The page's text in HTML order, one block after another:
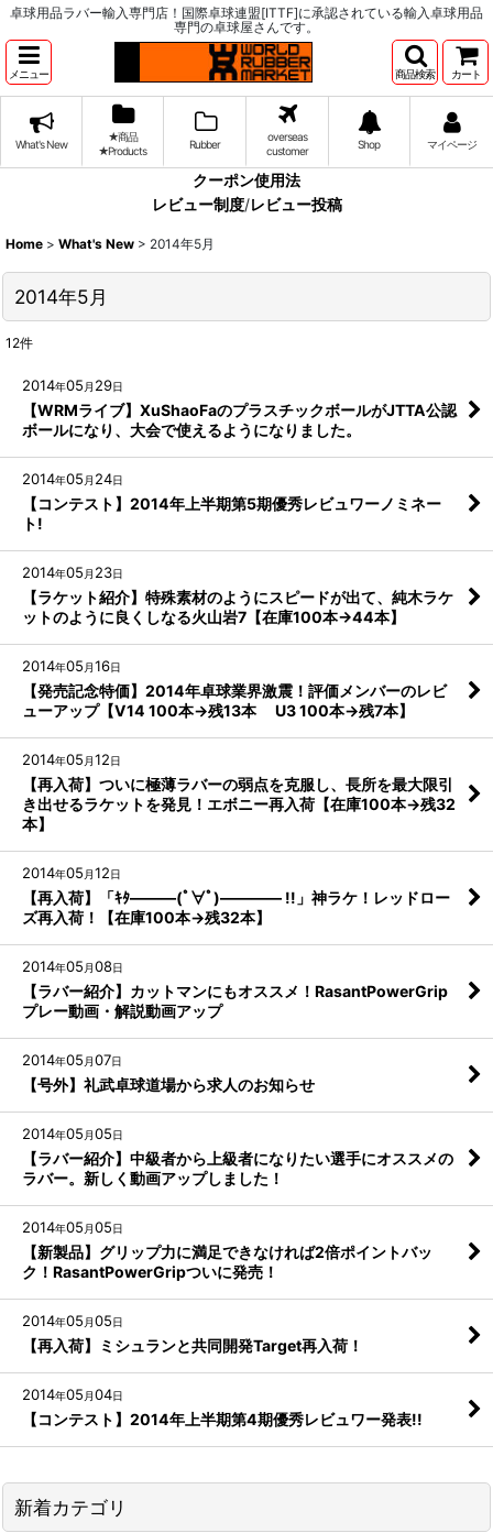
卓球用品ラバー輸入専門店！国際卓球連盟[ITTF]に承認されている輸入卓球用品
専門の卓球屋さんです。
メニュー 商品検索 カート
What's New
★商品
★Products
Rubber
overseas
customer
Shop マイページ
クーポン使用法
レビュー制度/レビュー投稿
Home > What's New > 2014年5月
2014年5月
12件
2014年05 月 29日
【WRMライブ】XuShaoFaのプラスチックボールがJTTA公認
ボールになり、大会で使えるようになりました。
2014年05 月 24日
【コンテスト】2014年上半期第5期優秀レビュワーノミネー
ト!
2014年05 月 23日
【ラケット紹介】特殊素材のようにスピードが出て、純木ラケ
ットのように良くしなる火山岩7【在庫100本→44本】
2014年05 月16日
【発売記念特価】2014年卓球業界激震！評価メンバーのレビ
ューアップ【V14 100本→残13本 U3 100本→残7本】
2014年05 月12日
【再入荷】ついに極薄ラバーの弱点を克服し、長所を最大限引
き出せるラケットを発見！エボニー再入荷【在庫100本→残32
本】
2014年05 月12日
【再入荷】「ｷﾀ―――(ﾟ∀ﾟ)―――― !!」神ラケ！レッドロー
ズ再入荷！【在庫100本→残32本】
2014年05 月08日
【ラバー紹介】カットマンにもオススメ！RasantPowerGrip
プレー動画・解説動画アップ
2014年05 月07日
【号外】礼武卓球道場から求人のお知らせ
2014年05 月05日
【ラバー紹介】中級者から上級者になりたい選手にオススメの
ラバー。新しく動画アップしました！
2014年05 月05日
【新製品】グリップ力に満足できなければ2倍ポイントバッ
ク！RasantPowerGripついに発売！
2014年05 月05日
【再入荷】ミシュランと共同開発Target再入荷！
2014年05 月04日
【コンテスト】2014年上半期第4期優秀レビュワー発表!!
新着カテゴリ